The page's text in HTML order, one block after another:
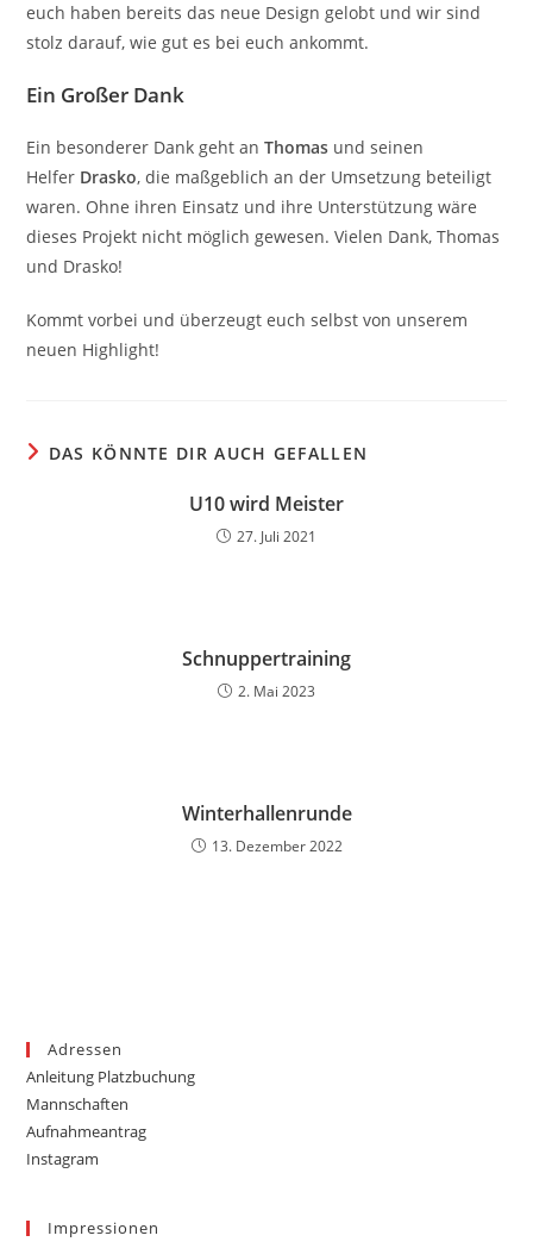
euch haben bereits das neue Design gelobt und wir sind
stolz darauf, wie gut es bei euch ankommt.
Ein Großer Dank
Ein besonderer Dank geht anThomas und seinen
Helfer Drasko, die maßgeblich an der Umsetzung beteiligt
waren. Ohne ihren Einsatz und ihre Unterstützung wäre
dieses Projekt nicht möglich gewesen. Vielen Dank, Thomas
und Drasko!
Kommt vorbei und überzeugt euch selbst von unserem
neuen Highlight!
DAS KÖNNTE DIR AUCH GEFALLEN
U10 wird Meister
27. Juli 2021
Schnuppertraining
2. Mai 2023
Winterhallenrunde
13. Dezember 2022
Adressen
Anleitung Platzbuchung
Mannschaften
Aufnahmeantrag
Instagram
Impressionen